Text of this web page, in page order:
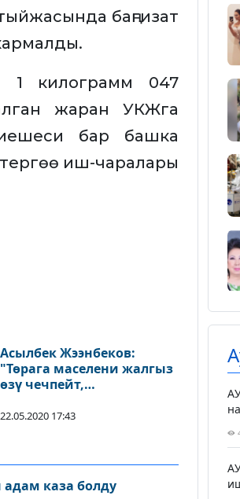
баңгизат
1 килограмм 047
жаран УКЖга
бар башка
иш-чаралары
Асылбек Жээнбеков:
"Төрага маселени жалгыз
өзү чечпейт,
милдетин аткарат"
22.05.2020 17:43
каза болду